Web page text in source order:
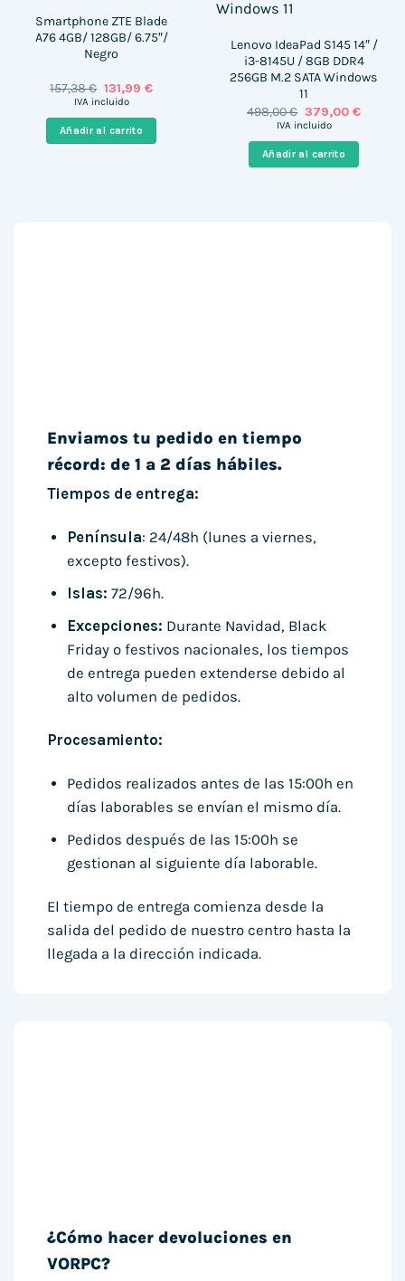
Smartphone ZTE Blade
A76 4GB/ 128GB/ 6.75″/
Negro
157,38€ El
precio
era:
157,38 €.
131,99 €El
es:
131,99 €.
IVA incluido
Añadir al carrito
Lenovo IdeaPad S145 14″ /
i3-8145U / 8GB DDR4
256GB M.2 SATA Windows
11
498,00€ El
precio
era:
498,00 €.
379,00 €El
IVA incluido
Añadir al carrito
Enviamos tu pedido en tiempo
récord: de 1 a 2 días hábiles.
Tiempos de entrega:
Península: 24/48h (lunes a viernes,
excepto festivos).
Islas: 72/96h.
Excepciones: Durante Navidad, Black
Friday o festivos nacionales, los tiempos
de entrega pueden extenderse debido al
alto volumen de pedidos.
Procesamiento:
Pedidos realizados antes de las 15:00h en
días laborables se envían el mismo día.
Pedidos después de las 15:00h se
gestionan al siguiente día laborable.
El tiempo de entrega comienza desde la
salida del pedido de nuestro centro hasta la
llegada a la dirección indicada.
¿Cómo hacer devoluciones en
VORPC?